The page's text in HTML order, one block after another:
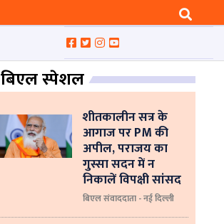
बिएल स्पेशल
शीतकालीन सत्र के
आगाज पर PM की
अपील, पराजय का
गुस्सा सदन में न
निकालें विपक्षी सांसद
बिएल संवाददाता - नई दिल्ली